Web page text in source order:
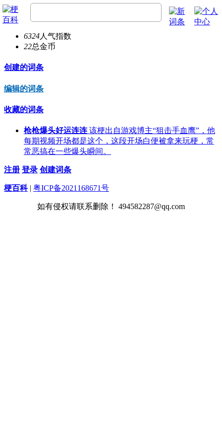
LeoY
6324人气指数
22总金币
创建的词条
编辑的词条
收藏的词条
枪枪爆头好运连连 该梗出自游戏博主“狙击手血鹰”，他
每期视频开场都是这个，这段开场白便被拿来玩梗，常
常恶搞在一些爆头瞬间。
注册 登录 创建词条
梗百科 | 粤ICP备2021168671号
如有侵权请联系删除！ 494582287@qq.com